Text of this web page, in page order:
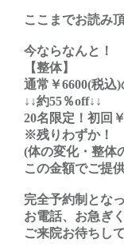
ここまでお読み
今ならなんと！
【整体】
通常￥6600(税込
↓↓約55％off↓↓
20名限定！初回
※残りわずか！
(体の変化・整体
この金額でご提
完全予約制とな
お電話、お急ぎ
ご来院お待ちし